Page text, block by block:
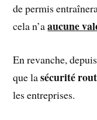
de permis
cela n’aaucune
En revanche,
que lasécurité
les entreprises.